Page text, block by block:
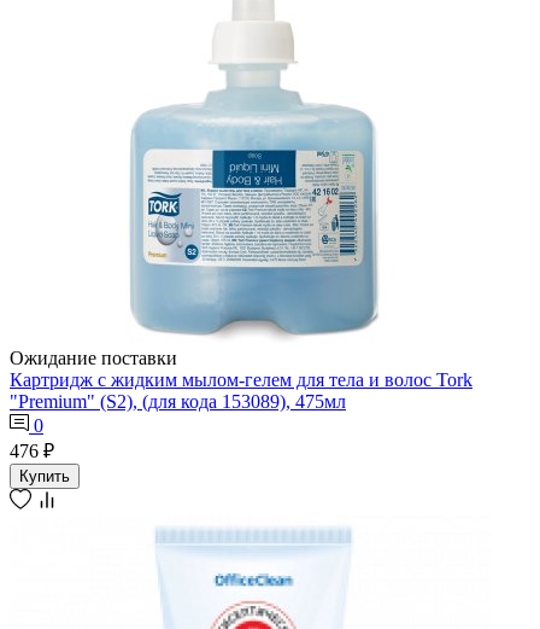
Ожидание поставки
Картридж с жидким мылом-гелем для тела и волос Tork
"Premium" (S2), (для кода 153089), 475мл
0
476 ₽
Купить